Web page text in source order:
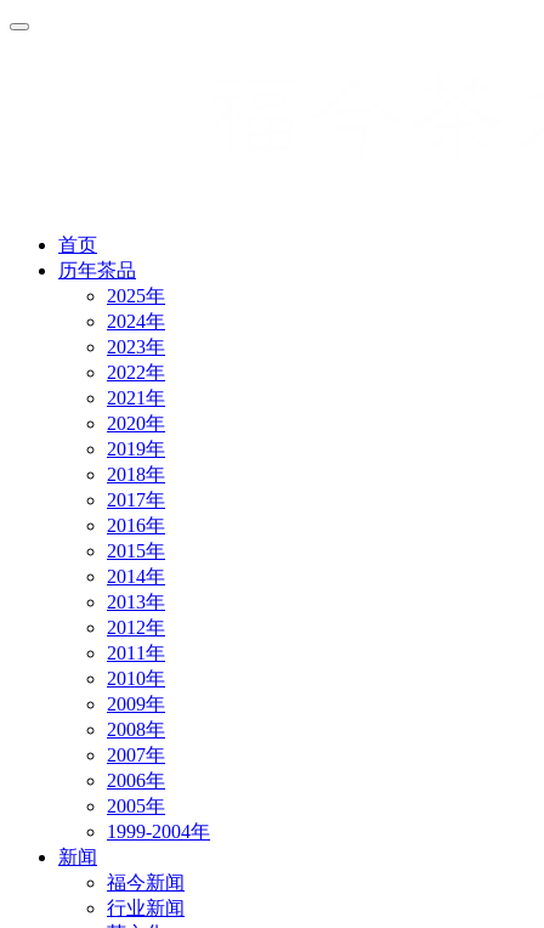
首页
历年茶品
2025年
2024年
2023年
2022年
2021年
2020年
2019年
2018年
2017年
2016年
2015年
2014年
2013年
2012年
2011年
2010年
2009年
2008年
2007年
2006年
2005年
1999-2004年
新闻
福今新闻
行业新闻